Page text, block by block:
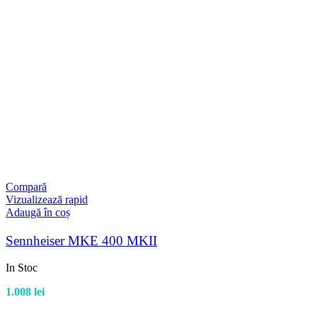
Compară
Vizualizează rapid
Adaugă în coș
Sennheiser MKE 400 MKII
In Stoc
1.008 lei